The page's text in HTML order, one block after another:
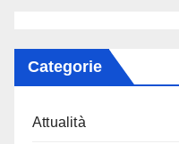
Categorie
Attualità